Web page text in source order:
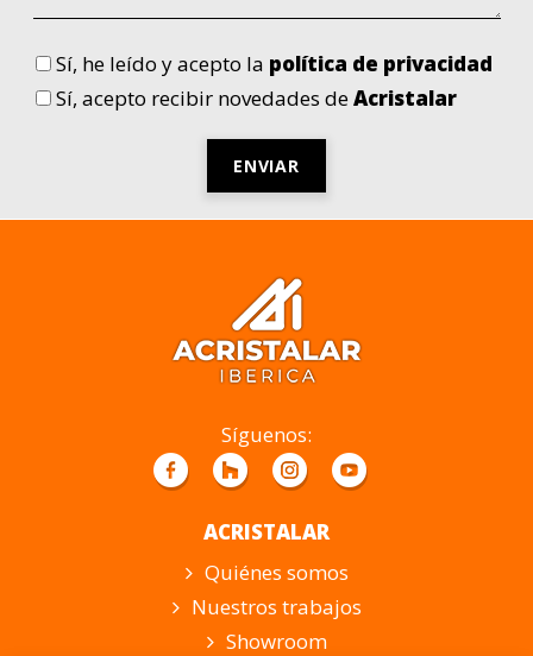
Sí, he leído y acepto la política de privacidad
Sí, acepto recibir novedades deAcristalar
Síguenos:
ACRISTALAR
Quiénes somos
Nuestros trabajos
Showroom